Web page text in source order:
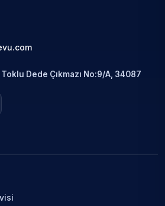
Dede Çıkmazı No:9/A, 34087